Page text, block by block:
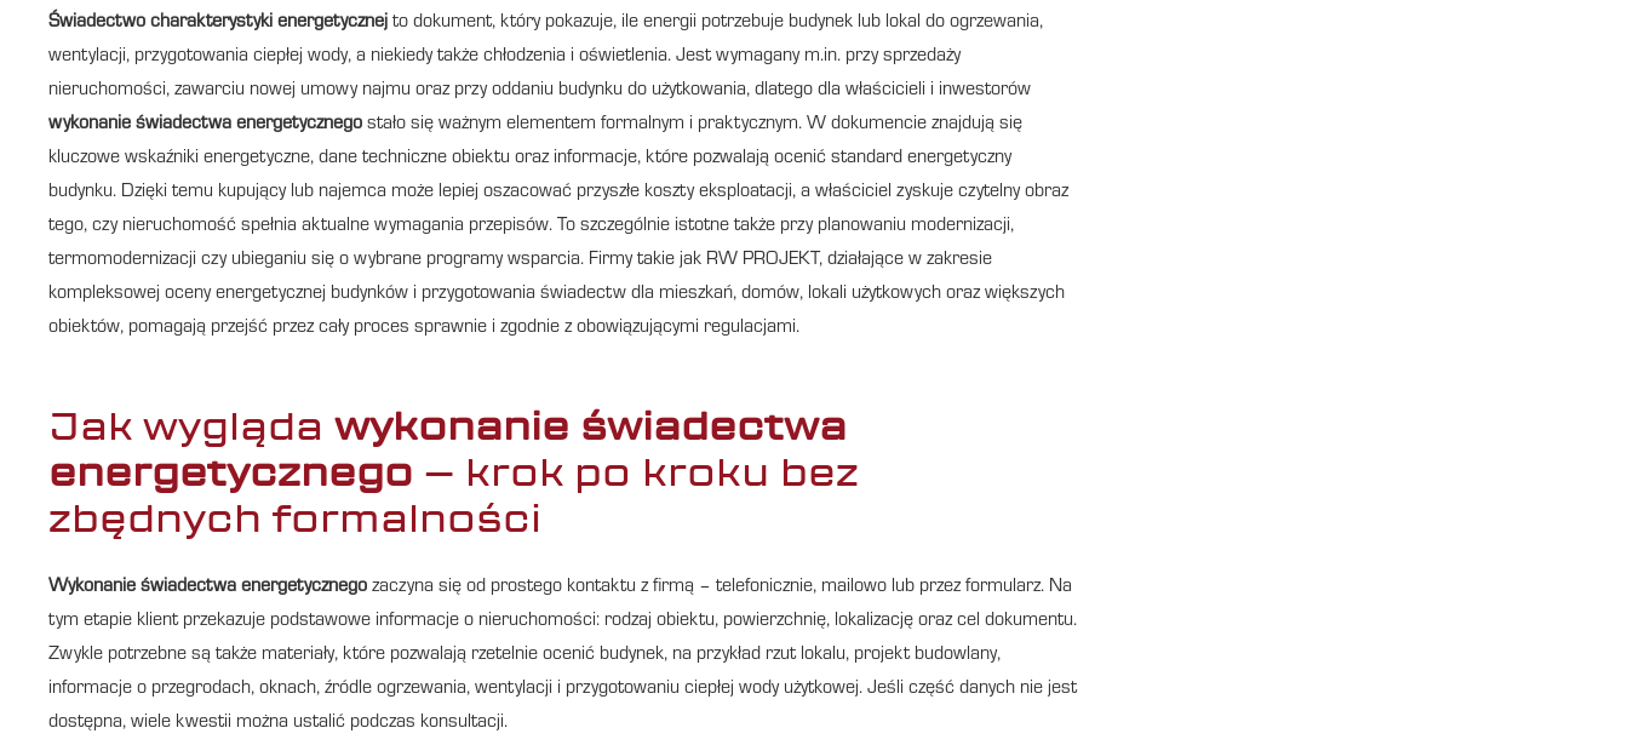
Świadectwo charakterystyki energetycznej to dokument, który pokazuje, ile energii potrzebuje budynek lub lokal do ogrzewania,
wentylacji, przygotowania ciepłej wody, a niekiedy także chłodzenia i oświetlenia. Jest wymagany m.in. przy sprzedaży
nieruchomości, zawarciu nowej umowy najmu oraz przy oddaniu budynku do użytkowania, dlatego dla właścicieli i inwestorów
wykonanie świadectwa energetycznego stało się ważnym elementem formalnym i praktycznym. W dokumencie znajdują się
kluczowe wskaźniki energetyczne, dane techniczne obiektu oraz informacje, które pozwalają ocenić standard energetyczny
budynku. Dzięki temu kupujący lub najemca może lepiej oszacować przyszłe koszty eksploatacji, a właściciel zyskuje czytelny obraz
tego, czy nieruchomość spełnia aktualne wymagania przepisów. To szczególnie istotne także przy planowaniu modernizacji,
termomodernizacji czy ubieganiu się o wybrane programy wsparcia. Firmy takie jak RW PROJEKT, działające w zakresie
kompleksowej oceny energetycznej budynków i przygotowania świadectw dla mieszkań, domów, lokali użytkowych oraz większych
obiektów, pomagają przejść przez cały proces sprawnie i zgodnie z obowiązującymi regulacjami.
Jak wygląda wykonanie świadectwa
energetycznego – krok po kroku bez
zbędnych formalności
Wykonanie świadectwa energetycznego zaczyna się od prostego kontaktu z firmą – telefonicznie, mailowo lub przez formularz. Na
tym etapie klient przekazuje podstawowe informacje o nieruchomości: rodzaj obiektu, powierzchnię, lokalizację oraz cel dokumentu.
Zwykle potrzebne są także materiały, które pozwalają rzetelnie ocenić budynek, na przykład rzut lokalu, projekt budowlany,
informacje o przegrodach, oknach, źródle ogrzewania, wentylacji i przygotowaniu ciepłej wody użytkowej. Jeśli część danych nie jest
dostępna, wiele kwestii można ustalić podczas konsultacji.